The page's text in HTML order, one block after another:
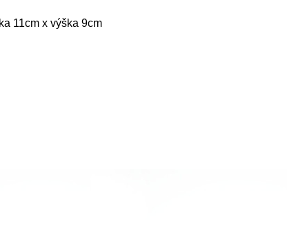
11cm x výška 9cm